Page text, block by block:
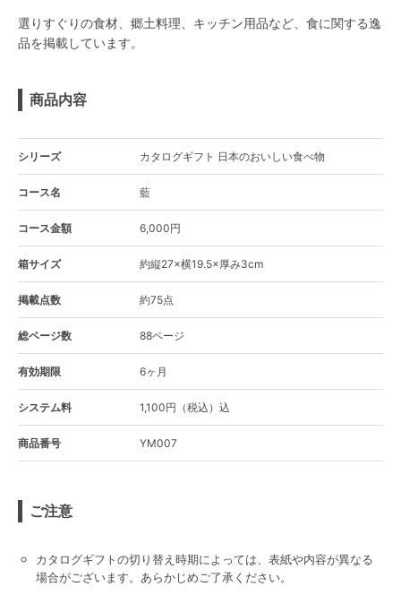
選りすぐりの食材、郷土料理、キッチン用品など、食に関する逸
品を掲載しています。
商品内容
シリーズ カタログギフト 日本のおいしい食べ物
コース名 藍
コース金額 6,000円
箱サイズ 約縦27×横19.5×厚み3cm
掲載点数 約75点
総ページ数 88ページ
有効期限 6ヶ月
システム料 1,100円（税込）込
商品番号 YM007
ご注意
カタログギフトの切り替え時期によっては、表紙や内容が異なる
場合がございます。あらかじめご了承ください。